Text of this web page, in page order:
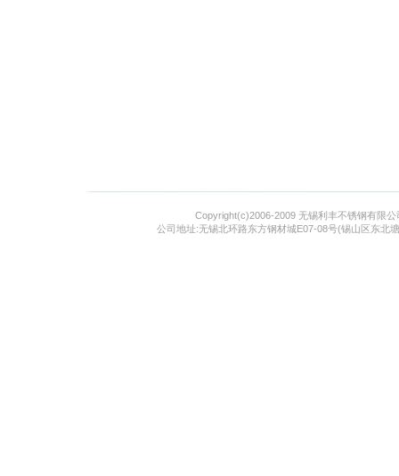
Copyright(c)2006-2009 无锡利丰不锈钢有限
公司地址:无锡北环路东方钢材城E07-08号(锡山区东北